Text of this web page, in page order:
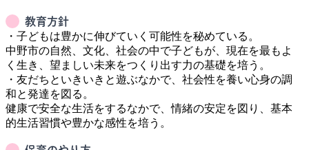
教育方針
・子どもは豊かに伸びていく可能性を秘めている。
中野市の自然、文化、社会の中で子どもが、現在を最もよ
く生き、望ましい未来をつくり出す力の基礎を培う。
・友だちといきいきと遊ぶなかで、社会性を養い心身の調
和と発達を図る。
健康で安全な生活をするなかで、情緒の安定を図り、基本